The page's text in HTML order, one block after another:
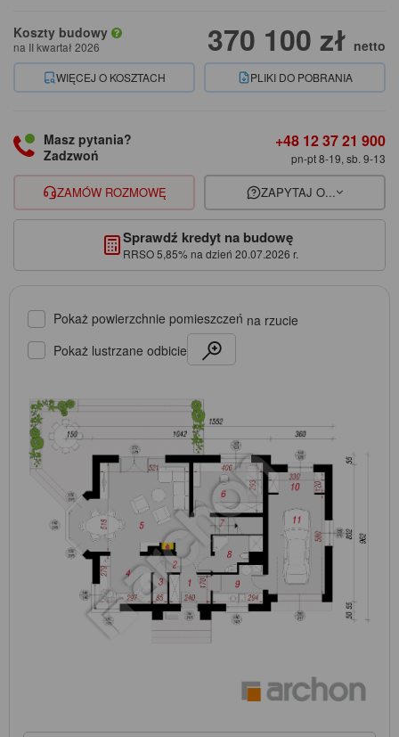
Koszty budowy
na II kwartał 2026 370 100 zł netto
WIĘCEJ O KOSZTACH PLIKI DO POBRANIA
Masz pytania?
Zadzwoń
+48 12 37 21 900
pn-pt 8-19, sb. 9-13
ZAMÓW ROZMOWĘ ZAPYTAJ O...
Sprawdź kredyt na budowę
RRSO 5,85% na dzień 20.07.2026 r.
Pokaż powierzchnie pomieszczeń na rzucie
Pokaż lustrzane odbicie